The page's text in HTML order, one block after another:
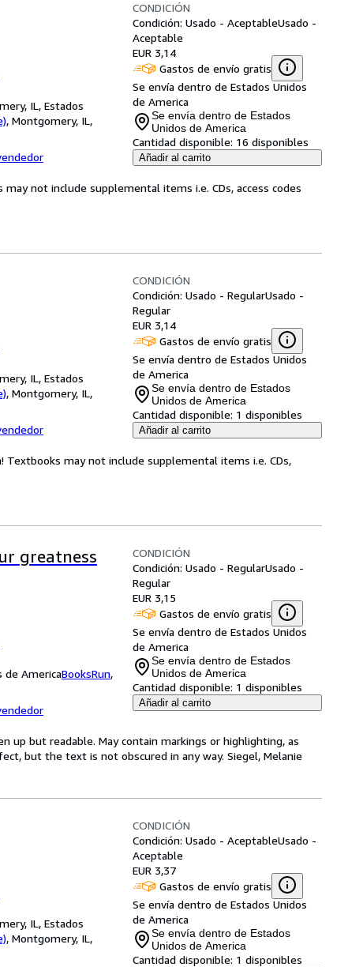
IL, Estados
, Montgomery, IL,
CONDICIÓN
Condición: Usado - AceptableUsado -
Aceptable
EUR 3,14
Gastos de envío gratis
Se envía dentro de Estados Unidos
de America
Se envía dentro de Estados
Unidos de America
Cantidad disponible: 16 disponibles
Añadir al carrito
not include supplemental items i.e. CDs, access codes
IL, Estados
, Montgomery, IL,
CONDICIÓN
Condición: Usado - RegularUsado -
Regular
EUR 3,14
Gastos de envío gratis
Se envía dentro de Estados Unidos
de America
Se envía dentro de Estados
Unidos de America
Cantidad disponible: 1 disponibles
Añadir al carrito
Textbooks may not include supplemental items i.e. CDs,
greatness
de AmericaBooksRun,
CONDICIÓN
Condición: Usado - RegularUsado -
Regular
EUR 3,15
Gastos de envío gratis
Se envía dentro de Estados Unidos
de America
Se envía dentro de Estados
Unidos de America
Cantidad disponible: 1 disponibles
Añadir al carrito
up but readable. May contain markings or highlighting, as
but the text is not obscured in any way. Siegel, Melanie
IL, Estados
, Montgomery, IL,
CONDICIÓN
Condición: Usado - AceptableUsado -
Aceptable
EUR 3,37
Gastos de envío gratis
Se envía dentro de Estados Unidos
de America
Se envía dentro de Estados
Unidos de America
Cantidad disponible: 1 disponibles